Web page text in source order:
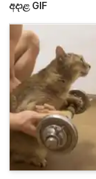
අදාළ GIF